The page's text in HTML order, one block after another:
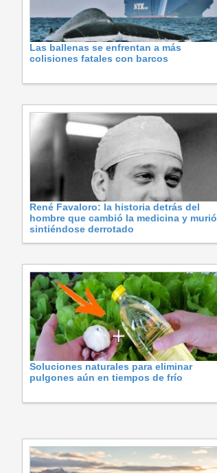
Las ballenas se enfrentan a más
colisiones fatales con barcos
René Favaloro: la historia detrás del
hombre que cambió la medicina y murió
sintiéndose derrotado
Soluciones naturales para eliminar
pulgones aún en tiempos de frío